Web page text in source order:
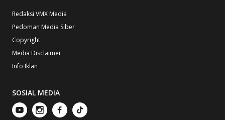
Redaksi VMX Media
Pedoman Media Siber
Copyright
Media Disclaimer
Info Iklan
SOSIAL MEDIA